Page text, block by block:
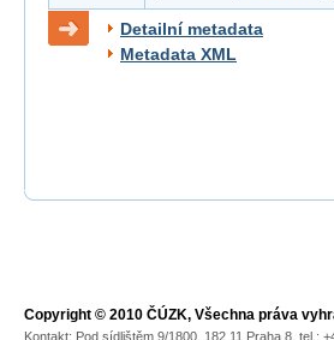
Detailní metadata
Metadata XML
Copyright © 2010 ČÚZK, Všechna práva
Kontakt: Pod sídlištěm 9/1800, 182 11 Praha 8, tel.: